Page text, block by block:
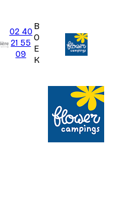
02 40
21 55
09
B
O
E
K